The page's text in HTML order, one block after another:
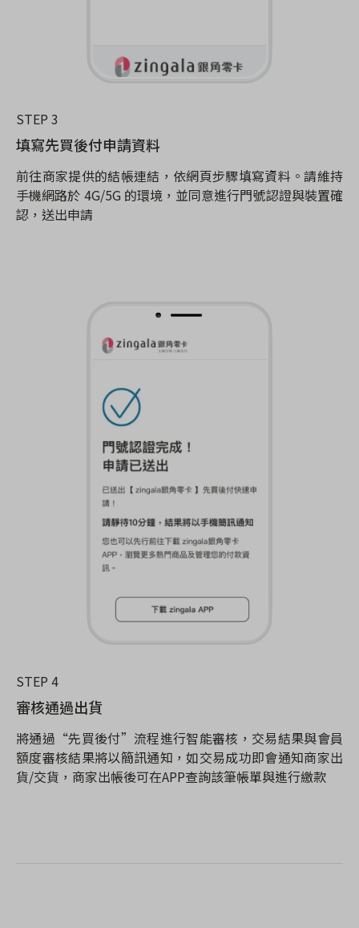
STEP 3
填寫先買後付申請資料
前往商家提供的結帳連結，依網頁步驟填寫資料。請維持
手機網路於 4G/5G 的環境，並同意進行門號認證與裝置確
認，送出申請
STEP 4
審核通過出貨
將通過“先買後付”流程進行智能審核，交易結果與會員
額度審核結果將以簡訊通知，如交易成功即會通知商家出
貨/交貨，商家出帳後可在APP查詢該筆帳單與進行繳款